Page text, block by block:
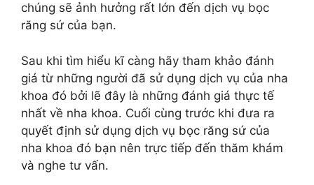
chúng sẽ ảnh hưởng rất lớn đến dịch vụ bọc
răng sứ của bạn.
Sau khi tìm hiểu kĩ càng hãy tham khảo đánh
giá từ những người đã sử dụng dịch vụ của nha
khoa đó bởi lẽ đây là những đánh giá thực tế
nhất về nha khoa. Cuối cùng trước khi đưa ra
quyết định sử dụng dịch vụ bọc răng sứ của
nha khoa đó bạn nên trực tiếp đến thăm khám
và nghe tư vấn.